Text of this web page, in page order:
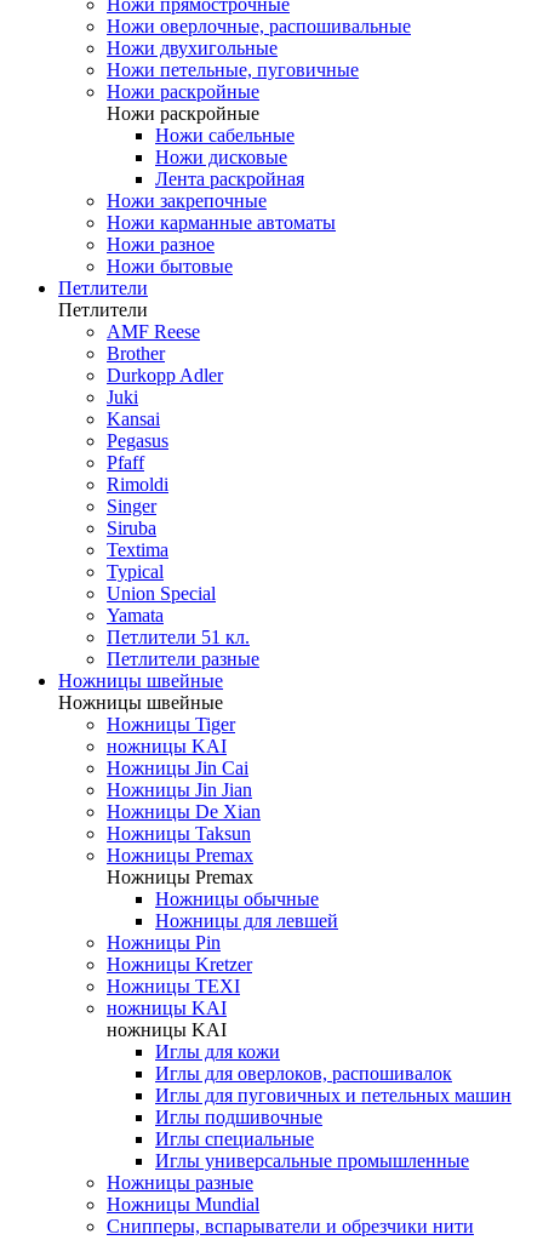
Ножи прямострочные
Ножи оверлочные, распошивальные
Ножи двухигольные
Ножи петельные, пуговичные
Ножи раскройные
Ножи раскройные
Ножи сабельные
Ножи дисковые
Лента раскройная
Ножи закрепочные
Ножи карманные автоматы
Ножи разное
Ножи бытовые
Петлители
Петлители
AMF Reese
Brother
Durkopp Adler
Juki
Kansai
Pegasus
Pfaff
Rimoldi
Singer
Siruba
Textima
Typical
Union Special
Yamata
Петлители 51 кл.
Петлители разные
Ножницы швейные
Ножницы швейные
Ножницы Tiger
ножницы KAI
Ножницы Jin Cai
Ножницы Jin Jian
Ножницы De Xian
Ножницы Taksun
Ножницы Premax
Ножницы Premax
Ножницы обычные
Ножницы для левшей
Ножницы Pin
Ножницы Kretzer
Ножницы TEXI
ножницы KAI
ножницы KAI
Иглы для кожи
Иглы для оверлоков, распошивалок
Иглы для пуговичных и петельных машин
Иглы подшивочные
Иглы специальные
Иглы универсальные промышленные
Ножницы разные
Ножницы Mundial
Снипперы, вспарыватели и обрезчики нити